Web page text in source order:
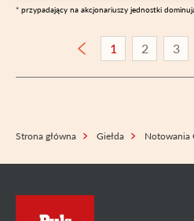
* przypadający na akcjonariuszy jednostki
1 2 3
Strona główna Giełda Notowania